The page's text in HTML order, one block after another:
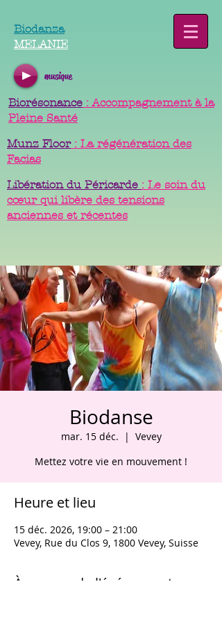
Biodanza
MELANIE
musique
Biorésonance : Accompagnement à la
Pleine Santé
Munz Floor: La régénération des
Facias
Libération du Péricarde : Le soin du
cœur qui libère des tensions
anciennes et récentes
Biodanse
mar. 15 déc.
  |
Vevey
Mettez votre vie en mouvement !
Heure et lieu
15 déc. 2026, 19:00 – 21:00
Vevey, Rue du Clos 9, 1800 Vevey, Suisse
À propos de l'événement